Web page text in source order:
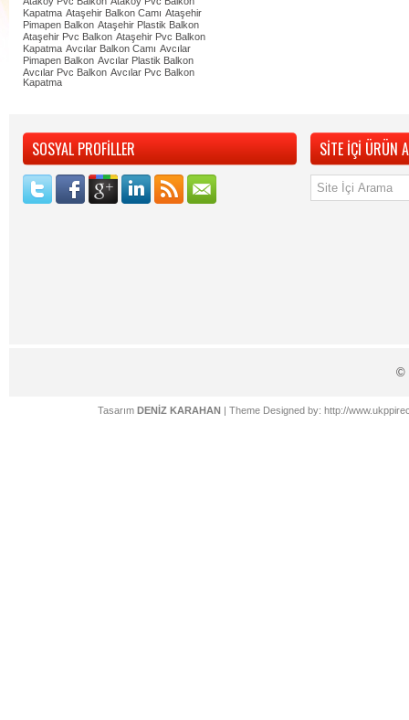
Kapatma Ataşehir Balkon Camı Ataşehir
Pimapen Balkon Ataşehir Plastik Balkon
Ataşehir Pvc Balkon Ataşehir Pvc Balkon
Kapatma Avcılar Balkon Camı Avcılar
Pimapen Balkon Avcılar Plastik Balkon
Avcılar Pvc Balkon Avcılar Pvc Balkon
Kapatma
SOSYAL PROFİLLER SİTE İÇİ ÜRÜN
©
Tasarım DENİZ KARAHAN | Theme Designed by: http://